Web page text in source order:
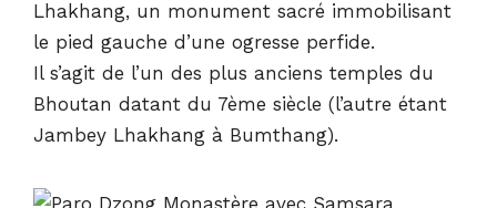
Lhakhang, un monument sacré immobilisant
le pied gauche d’une ogresse perfide.
Il s’agit de l’un des plus anciens temples du
Bhoutan datant du 7ème siècle (l’autre étant
Jambey Lhakhang à Bumthang).